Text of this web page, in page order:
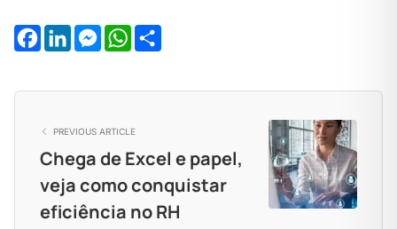
Facebook
LinkedIn
Messenger
WhatsApp
PREVIOUS ARTICLE
Chega de Excel e papel,
veja como conquistar
eficiência no RH